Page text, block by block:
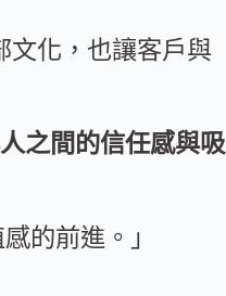
文化，也讓客戶與
之間的信任感與吸
的前進。」